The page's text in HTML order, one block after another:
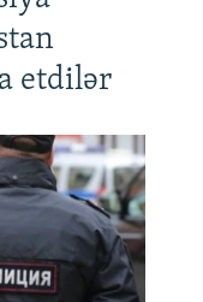
etdilər